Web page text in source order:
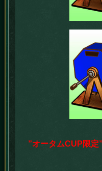
”オータムCUP限定